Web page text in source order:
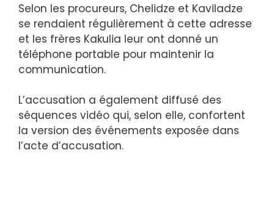
Selon les procureurs, Chelidze et Kaviladze
se rendaient régulièrement à cette adresse
et les frères Kakulia leur ont donné un
téléphone portable pour maintenir la
communication.
L’accusation a également diffusé des
séquences vidéo qui, selon elle, confortent
la version des événements exposée dans
l’acte d’accusation.